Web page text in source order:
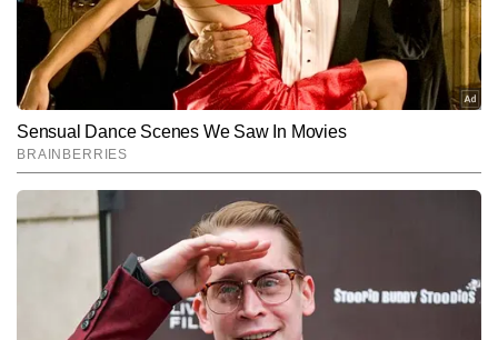
Hindi NewsLifestyle
AUTHOR
सुनीत सिंह टाइम्स नाउ नवभारत डिजिटल में डिप्टी न्यूज एडिटर के रूप में कार्यरत हैं
और लाइफस्टाइल सेक्शन में स्पेशल स्टोरीज प्रोजेक्ट का नेतृत्व कर रहे हैं। टीवी
और डिजिटल पत्रकारिता में 13 वर्षों के अनुभव के साथ, सुनीत उन बहुमुखी
पत्रकारों में शामिल हैं जिन्होंने न्यूजरूम और फील्ड—दोनों मोर्चों पर खुद को साबित